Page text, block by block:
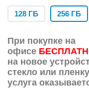
128 ГБ 256 ГБ
При покупке на
офисе
на новое
стекло или
услуга